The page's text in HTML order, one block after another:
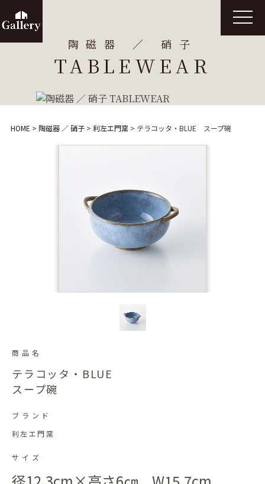
陶磁器 ／ 硝子
TABLEWEAR
t
o
g
HOME > 陶磁器 ／ 硝子> 利左エ門窯 > テラコッタ・BLUE スープ碗
商品名
テラコッタ・BLUE
スープ碗
ブランド
利左エ門窯
サイズ